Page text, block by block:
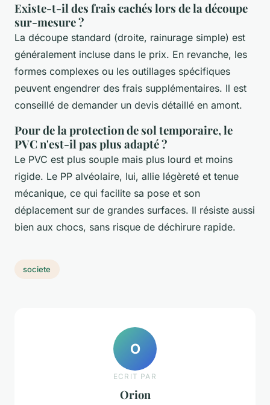
Existe-t-il des frais cachés lors de la découpe
sur-mesure ?
La découpe standard (droite, rainurage simple) est
généralement incluse dans le prix. En revanche, les
formes complexes ou les outillages spécifiques
peuvent engendrer des frais supplémentaires. Il est
conseillé de demander un devis détaillé en amont.
Pour de la protection de sol temporaire, le
PVC n'est-il pas plus adapté ?
Le PVC est plus souple mais plus lourd et moins
rigide. Le PP alvéolaire, lui, allie légèreté et tenue
mécanique, ce qui facilite sa pose et son
déplacement sur de grandes surfaces. Il résiste aussi
bien aux chocs, sans risque de déchirure rapide.
societe
O
ECRIT PAR
Orion